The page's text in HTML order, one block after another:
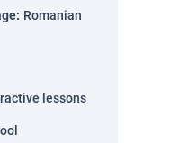
: Romanian
lessons